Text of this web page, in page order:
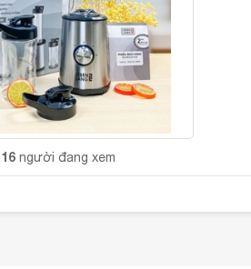
16 người đang xem